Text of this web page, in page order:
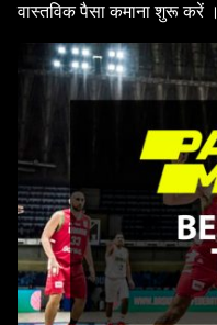
वास्तविक पैसा कमाना शुरू करें ।